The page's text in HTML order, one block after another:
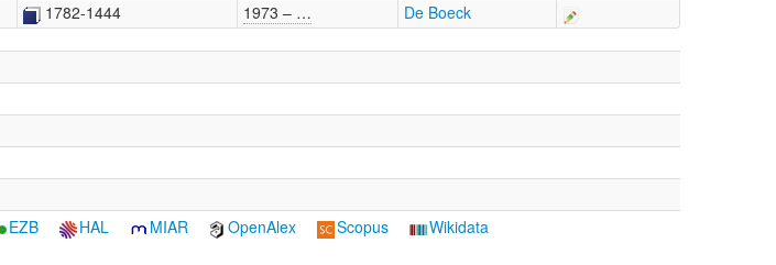
1782-1444 1973 – … De Boeck
EZB HAL MIAR OpenAlex Scopus
Wikidata